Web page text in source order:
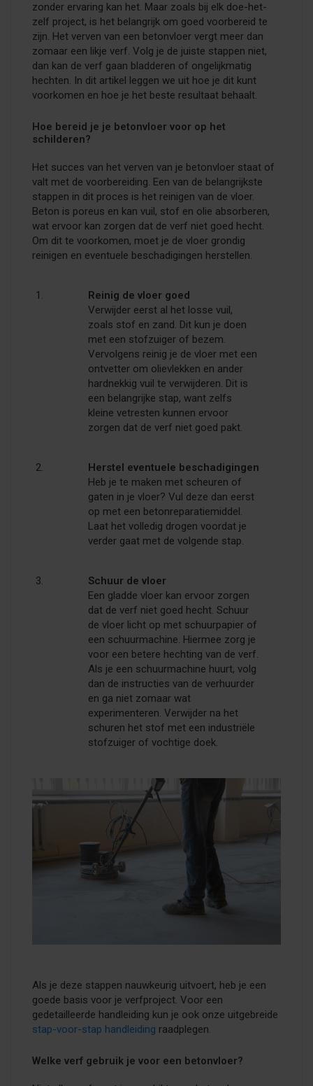
zonder ervaring kan het. Maar zoals bij elk doe-het-
zelf project, is het belangrijk om goed voorbereid te
zijn. Het verven van een betonvloer vergt meer dan
zomaar een likje verf. Volg je de juiste stappen niet,
dan kan de verf gaan bladderen of ongelijkmatig
hechten. In dit artikel leggen we uit hoe je dit kunt
voorkomen en hoe je het beste resultaat behaalt.
Hoe bereid je je betonvloer voor op het
schilderen?
Het succes van het verven van je betonvloer staat of
valt met de voorbereiding. Een van de belangrijkste
stappen in dit proces is het reinigen van de vloer.
Beton is poreus en kan vuil, stof en olie absorberen,
wat ervoor kan zorgen dat de verf niet goed hecht.
Om dit te voorkomen, moet je de vloer grondig
reinigen en eventuele beschadigingen herstellen.
Reinig de vloer goed
Verwijder eerst al het losse vuil,
zoals stof en zand. Dit kun je doen
met een stofzuiger of bezem.
Vervolgens reinig je de vloer met een
ontvetter om olievlekken en ander
hardnekkig vuil te verwijderen. Dit is
een belangrijke stap, want zelfs
kleine vetresten kunnen ervoor
zorgen dat de verf niet goed pakt.
Herstel eventuele beschadigingen
Heb je te maken met scheuren of
gaten in je vloer? Vul deze dan eerst
op met een betonreparatiemiddel.
Laat het volledig drogen voordat je
verder gaat met de volgende stap.
Schuur de vloer
Een gladde vloer kan ervoor zorgen
dat de verf niet goed hecht. Schuur
de vloer licht op met schuurpapier of
een schuurmachine. Hiermee zorg je
voor een betere hechting van de verf.
Als je een schuurmachine huurt, volg
dan de instructies van de verhuurder
en ga niet zomaar wat
experimenteren. Verwijder na het
schuren het stof met een industriële
stofzuiger of vochtige doek.
Als je deze stappen nauwkeurig uitvoert, heb je een
goede basis voor je verfproject. Voor een
gedetailleerde handleiding kun je ook onze uitgebreide
stap-voor-stap handleiding raadplegen.
Welke verf gebruik je voor een betonvloer?